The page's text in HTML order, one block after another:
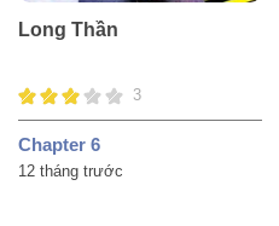
Long Thần
3
Chapter 6
12 tháng trước